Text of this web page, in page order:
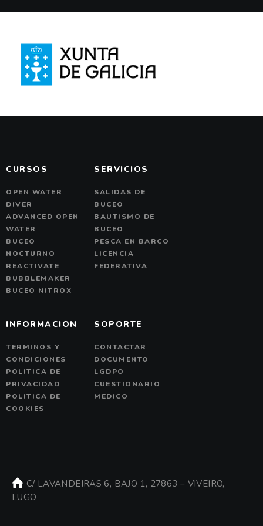
CURSOS
OPEN WATER
DIVER
ADVANCED OPEN
WATER
BUCEO
NOCTURNO
REACTIVATE
BUBBLEMAKER
BUCEO NITROX
SERVICIOS
SALIDAS DE
BUCEO
BAUTISMO DE
BUCEO
PESCA EN BARCO
LICENCIA
FEDERATIVA
INFORMACION
TERMINOS Y
CONDICIONES
POLITICA DE
PRIVACIDAD
POLITICA DE
COOKIES
SOPORTE
CONTACTAR
DOCUMENTO
LGDPO
CUESTIONARIO
MEDICO
C/ LAVANDEIRAS 6, BAJO 1, 27863 – VIVEIRO,
LUGO